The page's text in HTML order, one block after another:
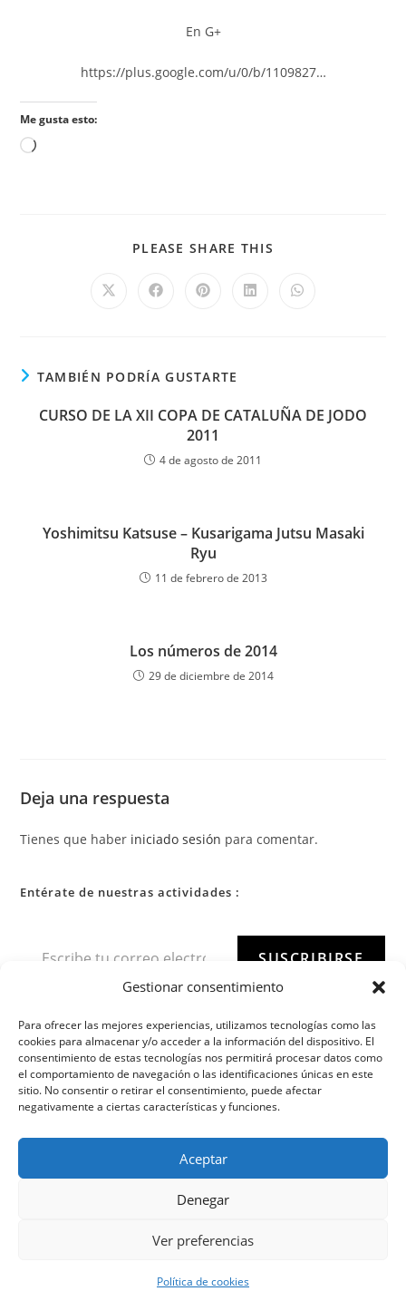
Gestionar consentimiento
Para ofrecer las mejores experiencias, utilizamos tecnologías como las
cookies para almacenar y/o acceder a la información del dispositivo. El
consentimiento de estas tecnologías nos permitirá procesar datos como
el comportamiento de navegación o las identificaciones únicas en este
sitio. No consentir o retirar el consentimiento, puede afectar
negativamente a ciertas características y funciones.
Aceptar
Denegar
Ver preferencias
Política de cookies
En G+
https://plus.google.com/u/0/b/1109827…
Me gusta esto:
PLEASE SHARE THIS
TAMBIÉN PODRÍA GUSTARTE
CURSO DE LA XII COPA DE CATALUÑA DE JODO
2011
4 de agosto de 2011
Yoshimitsu Katsuse – Kusarigama Jutsu Masaki
Ryu
11 de febrero de 2013
Los números de 2014
29 de diciembre de 2014
Deja una respuesta
Tienes que haber iniciado sesión para comentar.
Entérate de nuestras actividades :
SUSCRIBIRSE
Copyright 2022 - Iaido Asturias